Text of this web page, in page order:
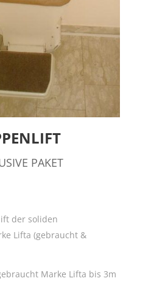
PAKET
der soliden
Lifta (gebraucht &
Marke Lifta bis 3m